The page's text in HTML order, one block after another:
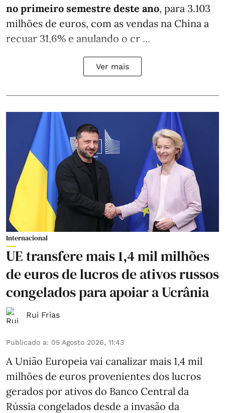
no primeiro semestre deste ano, para 3.103
milhões de euros, com as vendas na China a
recuar 31,6% e anulando o cr ...
Ver mais
Internacional
UE transfere mais 1,4 mil milhões
de euros de lucros de ativos russos
congelados para apoiar a Ucrânia
Rui Frias
Publicado a: 05 Agosto 2026, 11:43
A União Europeia vai canalizar mais 1,4 mil
milhões de euros provenientes dos lucros
gerados por ativos do Banco Central da
Rússia congelados desde a invasão da